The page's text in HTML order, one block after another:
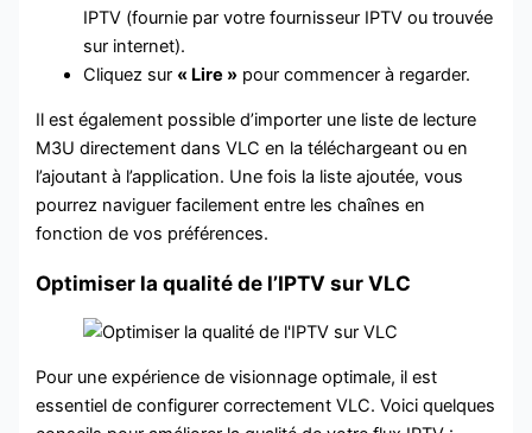
IPTV (fournie par votre fournisseur IPTV ou trouvée
sur internet).
Cliquez sur « Lire » pour commencer à regarder.
Il est également possible d’importer une liste de lecture
M3U directement dans VLC en la téléchargeant ou en
l’ajoutant à l’application. Une fois la liste ajoutée, vous
pourrez naviguer facilement entre les chaînes en
fonction de vos préférences.
Optimiser la qualité de l’IPTV sur VLC
Pour une expérience de visionnage optimale, il est
essentiel de configurer correctement VLC. Voici quelques